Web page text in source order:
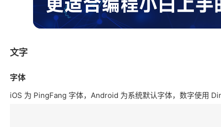
文字
字体
iOS 为 PingFang 字体，Android 为系统默认字体，数字使用